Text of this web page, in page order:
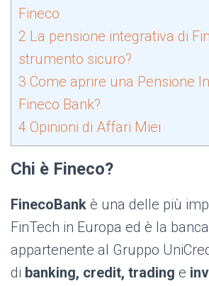
Fineco
2 La pensione integrativa di
strumento sicuro?
3 Come aprire una Pensione
Fineco Bank?
4 Opinioni di Affari Miei
Chi è Fineco?
FinecoBank è una delle più
FinTech in Europa ed è la
appartenente al Gruppo
di banking, credit, trading e